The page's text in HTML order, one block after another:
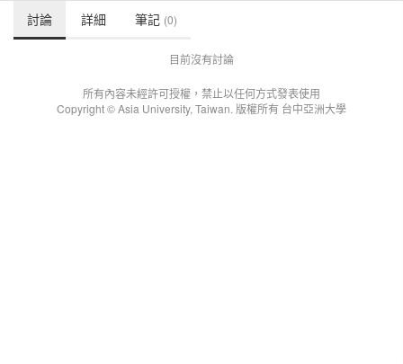
討論 詳細 筆記 (0)
目前沒有討論
所有內容未經許可授權，禁止以任何方式發表使用
Copyright © Asia University, Taiwan. 版權所有 台中亞洲大學